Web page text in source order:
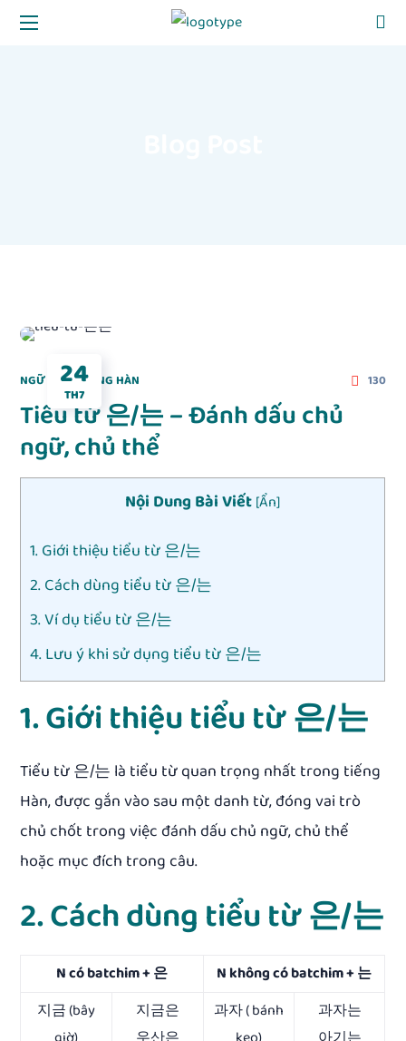
24
TH7
NGỮ PHÁP TIẾNG HÀN 130
Tiểu từ 은/는 – Đánh dấu chủ
ngữ, chủ thể
Nội Dung Bài Viết [Ẩn]
1. Giới thiệu tiểu từ 은/는
2. Cách dùng tiểu từ 은/는
3. Ví dụ tiểu từ 은/는
4. Lưu ý khi sử dụng tiểu từ 은/는
1. Giới thiệu tiểu từ 은/는
Tiểu từ 은/는 là tiểu từ quan trọng nhất trong tiếng
Hàn, được gắn vào sau một danh từ, đóng vai trò
chủ chốt trong việc đánh dấu chủ ngữ, chủ thể
hoặc mục đích trong câu.
2. Cách dùng tiểu từ 은/는
N có batchim + 은
N không có batchim + 는
지금 (bây
지금은
과자 ( bánh
과자는